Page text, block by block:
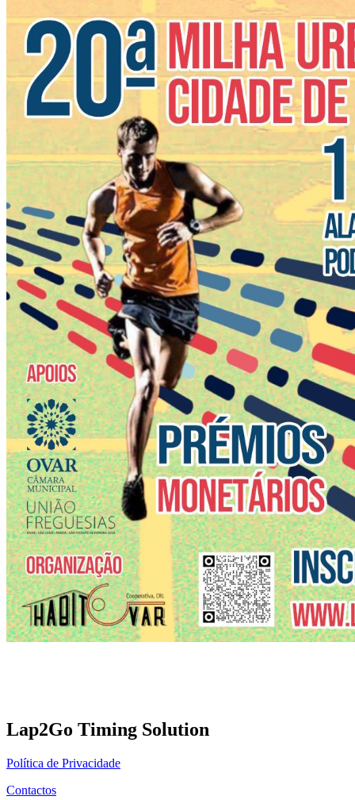
Lap2Go Timing Solution
Política de Privacidade
Contactos